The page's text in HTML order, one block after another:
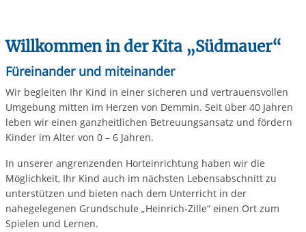
Willkommen in der Kita „Südmauer“
Füreinander und miteinander
Wir begleiten Ihr Kind in einer sicheren und vertrauensvollen
Umgebung mitten im Herzen von Demmin. Seit über 40 Jahren
leben wir einen ganzheitlichen Betreuungsansatz und fördern
Kinder im Alter von 0 – 6 Jahren.
In unserer angrenzenden Horteinrichtung haben wir die
Möglichkeit, Ihr Kind auch im nächsten Lebensabschnitt zu
unterstützen und bieten nach dem Unterricht in der
nahegelegenen Grundschule „Heinrich-Zille“ einen Ort zum
Spielen und Lernen.